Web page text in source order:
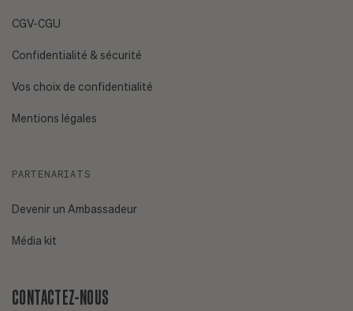
CGV-CGU
Confidentialité & sécurité
Vos choix de confidentialité
Mentions légales
PARTENARIATS
Devenir un Ambassadeur
Média kit
CONTACTEZ-NOUS